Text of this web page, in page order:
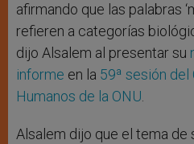
afirmando que las palabras
refieren a categorías
dijo Alsalem al presentar su
informe en la 59ª sesión
Humanos de la ONU
Alsalem dijo que el tema